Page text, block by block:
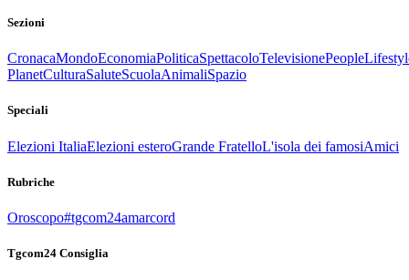
Sezioni
CronacaMondoEconomiaPoliticaSpettacoloTelevisionePeople
PlanetCulturaSaluteScuolaAnimaliSpazio
Speciali
Elezioni ItaliaElezioni esteroGrande FratelloL'isola dei famosiAmici
Rubriche
Oroscopo#tgcom24amarcord
Tgcom24 Consiglia